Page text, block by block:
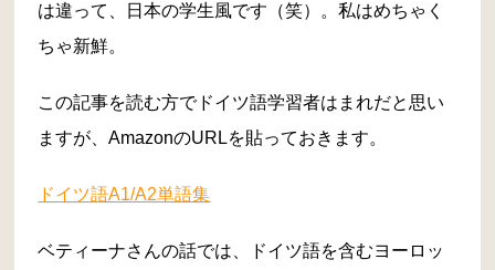
は違って、日本の学生風です（笑）。私はめちゃく
ちゃ新鮮。
この記事を読む方でドイツ語学習者はまれだと思い
ますが、AmazonのURLを貼っておきます。
ドイツ語A1/A2単語集
ベティーナさんの話では、ドイツ語を含むヨーロッ